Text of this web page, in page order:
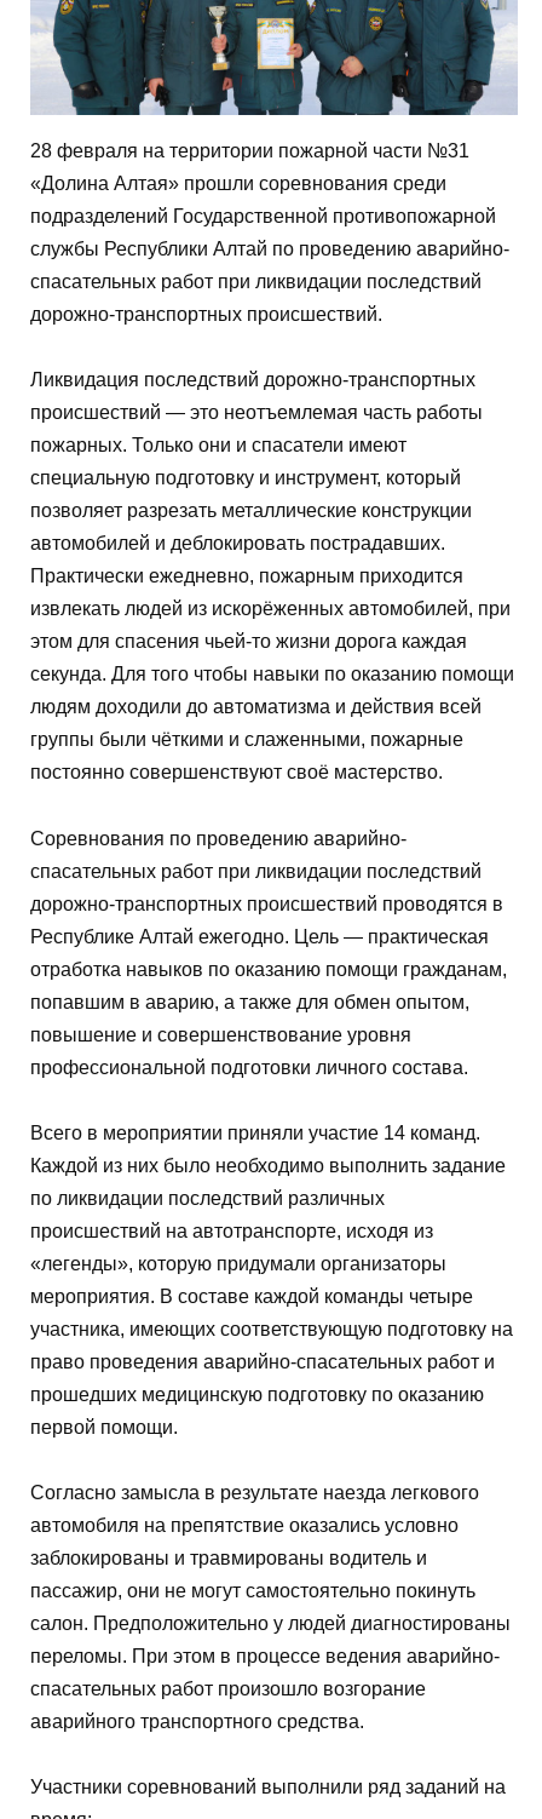
28 февраля на территории пожарной части №31
«Долина Алтая» прошли соревнования среди
подразделений Государственной противопожарной
службы Республики Алтай по проведению аварийно-
спасательных работ при ликвидации последствий
дорожно-транспортных происшествий.
Ликвидация последствий дорожно-транспортных
происшествий — это неотъемлемая часть работы
пожарных. Только они и спасатели имеют
специальную подготовку и инструмент, который
позволяет разрезать металлические конструкции
автомобилей и деблокировать пострадавших.
Практически ежедневно, пожарным приходится
извлекать людей из искорёженных автомобилей, при
этом для спасения чьей-то жизни дорога каждая
секунда. Для того чтобы навыки по оказанию помощи
людям доходили до автоматизма и действия всей
группы были чёткими и слаженными, пожарные
постоянно совершенствуют своё мастерство.
Соревнования по проведению аварийно-
спасательных работ при ликвидации последствий
дорожно-транспортных происшествий проводятся в
Республике Алтай ежегодно. Цель — практическая
отработка навыков по оказанию помощи гражданам,
попавшим в аварию, а также для обмен опытом,
повышение и совершенствование уровня
профессиональной подготовки личного состава.
Всего в мероприятии приняли участие 14 команд.
Каждой из них было необходимо выполнить задание
по ликвидации последствий различных
происшествий на автотранспорте, исходя из
«легенды», которую придумали организаторы
мероприятия. В составе каждой команды четыре
участника, имеющих соответствующую подготовку на
право проведения аварийно-спасательных работ и
прошедших медицинскую подготовку по оказанию
первой помощи.
Согласно замысла в результате наезда легкового
автомобиля на препятствие оказались условно
заблокированы и травмированы водитель и
пассажир, они не могут самостоятельно покинуть
салон. Предположительно у людей диагностированы
переломы. При этом в процессе ведения аварийно-
спасательных работ произошло возгорание
аварийного транспортного средства.
Участники соревнований выполнили ряд заданий на